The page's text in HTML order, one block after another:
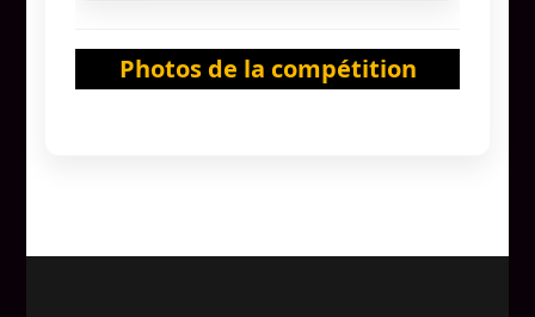
Photos de la compétition